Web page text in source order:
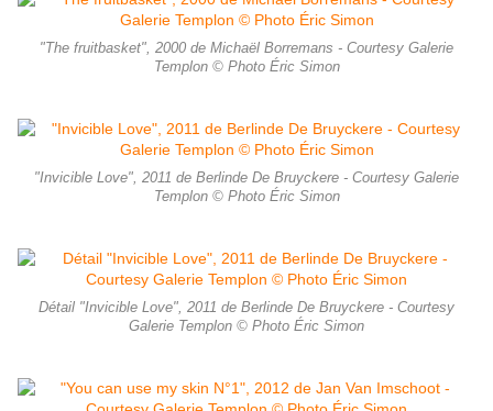
"The fruitbasket", 2000 de Michaël Borremans - Courtesy Galerie
Templon © Photo Éric Simon
"Invicible Love", 2011 de Berlinde De Bruyckere - Courtesy Galerie
Templon © Photo Éric Simon
Détail "Invicible Love", 2011 de Berlinde De Bruyckere - Courtesy
Galerie Templon © Photo Éric Simon